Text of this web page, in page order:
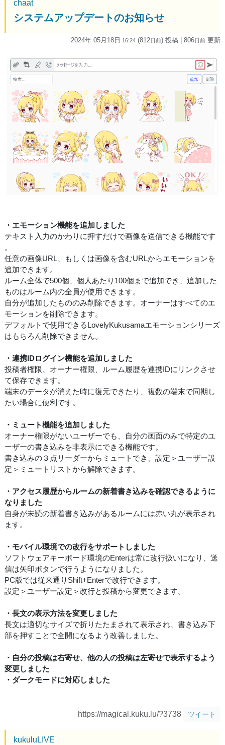
chaat
システムアップデートのお知らせ
2024年 05月18日 16:24 (812日前) 投稿 | 806日前 更新
・エモーション機能を追加しました
テキスト入力のかわりに押すだけで画像を送信できる機能です
。
任意の画像URL、もしくは画像を含むURLからエモーションを
追加できます。
ルーム全体で500個、個人あたり100個まで追加でき、追加した
ものはルーム内の全員が使用できます。
自分が追加したもののみ削除できます。オーナーはすべてのエ
モーションを削除できます。
デフォルトで使用できるLovelyKukusamaエモーションシリーズ
はもちろん削除できません。
・連携IDログイン機能を追加しました
投稿者権限、オーナー権限、ルーム履歴を連携IDにリンクさせ
て保存できます。
端末のデータが消えた時に復元できたり、複数の端末で同期し
たい場合に便利です。
・ミュート機能を追加しました
オーナー権限がないユーザーでも、自分の画面のみで特定のユ
ーザーの書き込みを非表示にできる機能です。
書き込みの３点リーダーからミュートでき、設定＞ユーザー設
定＞ミュートリストから解除できます。
・アクセス履歴からルームの新着書き込みを確認できるように
なりました
自身が未読の新着書き込みがあるルームには赤い丸が表示され
ます。
・モバイル環境での改行をサポートしました
ソフトウェアキーボード環境のEnterは常に改行扱いになり、送
信は矢印ボタンで行うようになりました。
PC版では従来通りShift+Enterで改行できます。
設定＞ユーザー設定＞改行と投稿から変更できます。
・長文の表示方法を変更しました
長文は適切なサイズで折りたたまされて表示され、書き込み下
部を押すことで全開になるよう改善しました。
・自分の投稿は右寄せ、他の人の投稿は左寄せで表示するよう
変更しました
・ダークモードに対応しました
https://magical.kuku.lu/?3738 ツイート
kukuluLIVE